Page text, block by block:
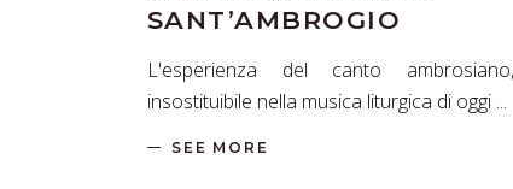
SANT’AMBROGIO
L'esperienza del canto
insostituibile nella musica liturgica di oggi
SEE MORE